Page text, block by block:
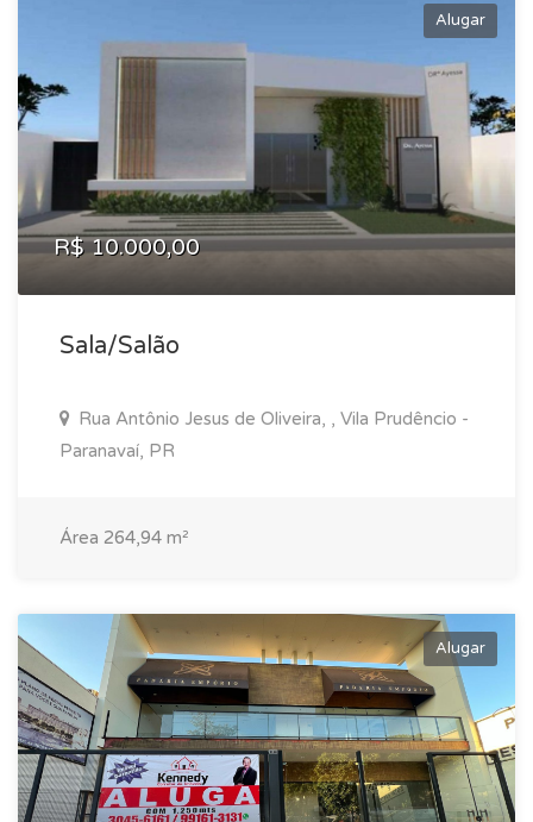
Alugar
R$ 10.000,00
Sala/Salão
Rua Antônio Jesus de Oliveira, , Vila Prudêncio -
Paranavaí, PR
Área 264,94 m²
Alugar